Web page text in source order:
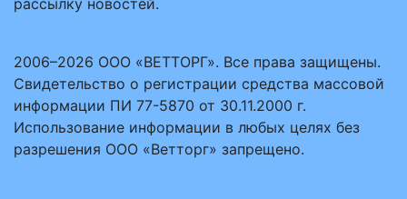
рассылку новостей.
2006–2026 ООО «ВЕТТОРГ». Все права защищены.
Свидетельство о регистрации средства массовой
информации ПИ 77-5870 от 30.11.2000 г.
Использование информации в любых целях без
разрешения ООО «Ветторг» запрещено.